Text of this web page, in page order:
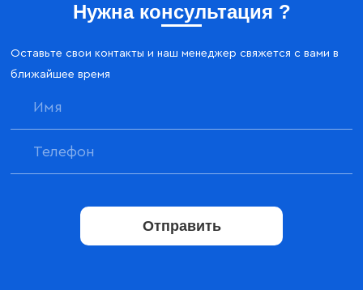
Нужна консультация ?
Оставьте свои контакты и наш менеджер свяжется с вами в
ближайшее время
Отправить